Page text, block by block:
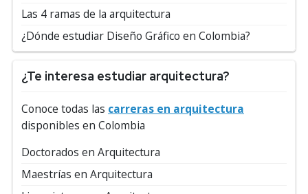
Las 4 ramas de la arquitectura
¿Dónde estudiar Diseño Gráfico en Colombia?
¿Te interesa estudiar arquitectura?
Conoce todas las carreras en arquitectura
disponibles en Colombia
Doctorados en Arquitectura
Maestrías en Arquitectura